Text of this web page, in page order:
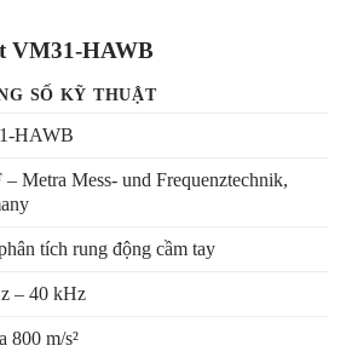
VM31-HAWB
SỐ KỸ THUẬT
HAWB
Metra Mess- und Frequenztechnik,
tích rung động cầm tay
– 40 kHz
800 m/s²